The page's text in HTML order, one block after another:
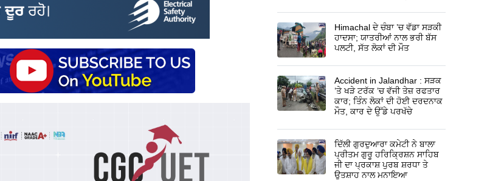
Himachal ਦੇ ਚੰਬਾ ’ਚ ਵੱਡਾ ਸੜਕੀ
ਹਾਦਸਾ; ਯਾਤਰੀਆਂ ਨਾਲ ਭਰੀ ਬੱਸ
ਪਲਟੀ, ਸੱਤ ਲੋਕਾਂ ਦੀ ਮੌਤ
Accident in Jalandhar : ਸੜਕ
’ਤੇ ਖੜੇ ਟਰੱਕ ’ਚ ਵੱਜੀ ਤੇਜ਼ ਰਫਤਾਰ
ਕਾਰ; ਤਿੰਨ ਲੋਕਾਂ ਦੀ ਹੋਈ ਦਰਦਨਾਕ
ਮੌਤ, ਕਾਰ ਦੇ ਉੱਡੇ ਪਰਖੱਚੇ
ਦਿੱਲੀ ਗੁਰਦੁਆਰਾ ਕਮੇਟੀ ਨੇ ਬਾਲਾ
ਪ੍ਰੀਤਮ ਗੁਰੂ ਹਰਿਕ੍ਰਿਸ਼ਨ ਸਾਹਿਬ
ਜੀ ਦਾ ਪ੍ਰਕਾਸ਼ ਪੁਰਬ ਸ਼ਰਧਾ ਤੇ
ਉਤਸ਼ਾਹ ਨਾਲ ਮਨਾਇਆ